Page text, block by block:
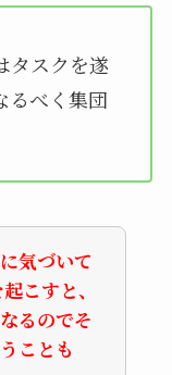
タスクを遂
るべく集団
気づいて
こすと、
るのでそ
ことも